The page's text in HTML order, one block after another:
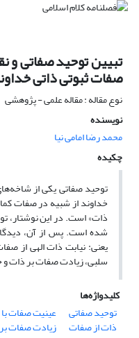
تبیین توحید صفاتی و
صفات ثبوتی ذاتی
نوع مقاله : مقاله علمی - پژوهشی
نویسنده
محمد رضا امامی نیا
چکیده
‏توحید صفاتی یکی از
خداوند از شبیه در صفات
ذات» است. در این نوشتار،
شده است. پس از آن،
یعنی: نیابت ذات الهی از
سلبی، زیادت صفات بر
کلیدواژه‌ها
توحید صفاتی
عینیت صفات
ذات از صفات زیادت صفات